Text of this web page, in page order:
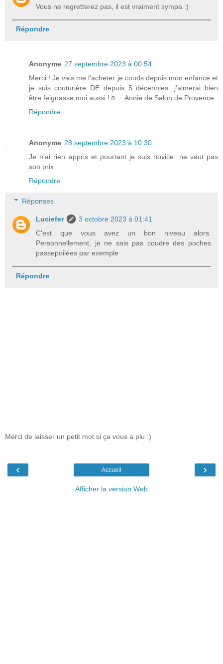
Vous ne regretterez pas, il est vraiment sympa :)
Répondre
Anonyme 27 septembre 2023 à 00:54
Merci ! Je vais me l'acheter je couds depuis mon enfance et
je suis couturière DE depuis 5 décennies...j'aimerai bien
être feignasse moi aussi !☺️....Annie de Salon de Provence
Répondre
Anonyme 28 septembre 2023 à 10:30
Je n'ai rien appris et pourtant je suis novice .ne vaut pas
son prix
Répondre
Réponses
Luciefer
3 octobre 2023 à 01:41
C'est que vous avez un bon niveau alors.
Personnellement, je ne sais pas coudre des poches
passepoilées par exemple
Répondre
Merci de laisser un petit mot si ça vous a plu :)
‹ ›
Accueil
Afficher la version Web